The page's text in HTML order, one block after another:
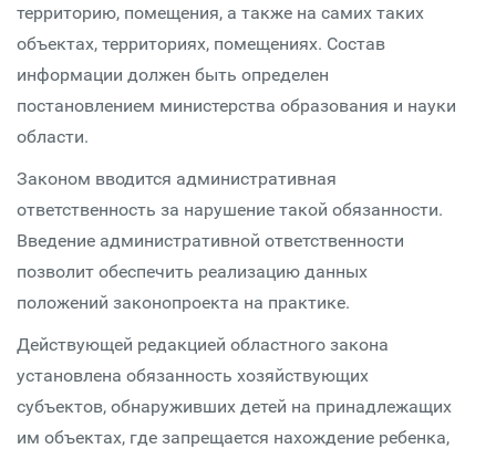
территорию, помещения, а также на самих таких
объектах, территориях, помещениях. Состав
информации должен быть определен
постановлением министерства образования и науки
области.
Законом вводится административная
ответственность за нарушение такой обязанности.
Введение административной ответственности
позволит обеспечить реализацию данных
положений законопроекта на практике.
Действующей редакцией областного закона
установлена обязанность хозяйствующих
субъектов, обнаруживших детей на принадлежащих
им объектах, где запрещается нахождение ребенка,